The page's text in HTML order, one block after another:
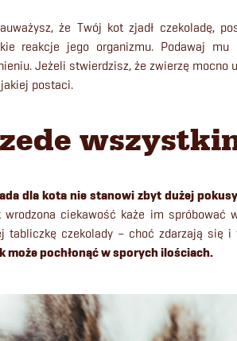
że Twój kot zjadł czekoladę,
reakcje jego organizmu. Podawaj
Jeżeli stwierdzisz, że zwierzę mocno
postaci.
dla kota nie stanowi zbyt dużej pokusy
wrodzona ciekawość każe im spróbować
tabliczkę czekolady – choć zdarzają się
może pochłonąć w sporych ilościach.